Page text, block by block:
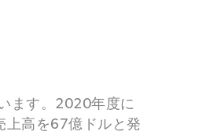
ます。2020年度に
上高を67億ドルと発